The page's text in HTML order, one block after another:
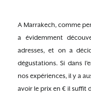
A Marrakech, comme
a évidemment
adresses, et on a
dégustations. Si dans
nos expériences, il y a
avoir le prix en € il suffit